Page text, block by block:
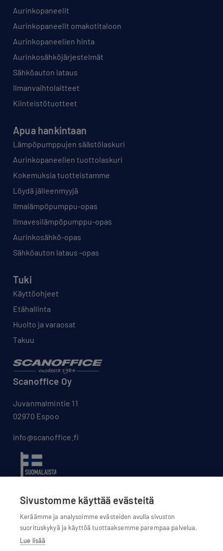
Aurinkopaneelit
Aurinkopaneelit omakotitaloon
Aurinkopaneelien hinta
Aurinkosähköjärjestelmät
Sähköauton lataus
Ilmanvaihtolaitteet
Kiinteistötuotteet
Apua hankintaan
Lämpöpumppujen säästölaskuri
Aurinkopaneelien tuottolaskuri
Kokemuksia tuotteistamme
Löydä jälleenmyyjä
Ilmalämpöpumppu-opas
Ilmavesilämpöpumppu-opas
Aurinkosähkö-opas
Sähköauton lataus -opas
Tuki
Käyttöohjeet
Etähallinta
Huolto ja varaosat
Takuu
Scanoffice Oy
Juvanmalmintie 11
02970 Espoo
info@scanoffice.fi
Sivustomme käyttää evästeitä
Keräämme ja analysoimme evästeiden avulla sivuston
suorituskykyä ja käyttöä tuottaaksemme parempaa palvelua.
Lue lisää